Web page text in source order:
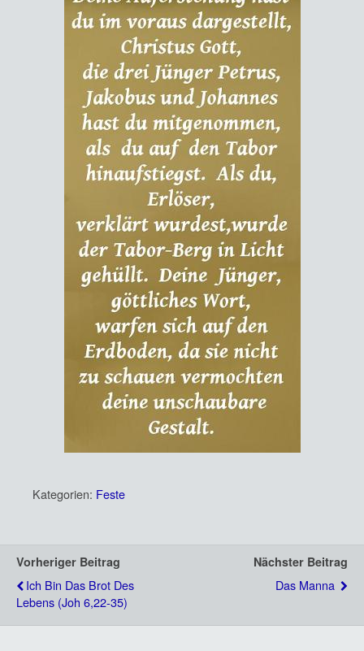
Kategorien: Feste
Vorheriger Beitrag
Ich Bin Das Brot Des
Lebens (Joh 6,22-35)
Nächster Beitrag
Das Manna